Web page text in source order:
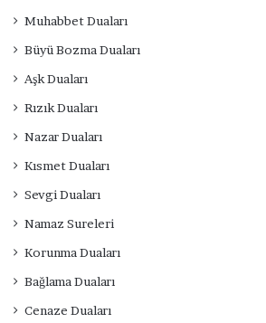
Muhabbet Duaları
Büyü Bozma Duaları
Aşk Duaları
Rızık Duaları
Nazar Duaları
Kısmet Duaları
Sevgi Duaları
Namaz Sureleri
Korunma Duaları
Bağlama Duaları
Cenaze Duaları